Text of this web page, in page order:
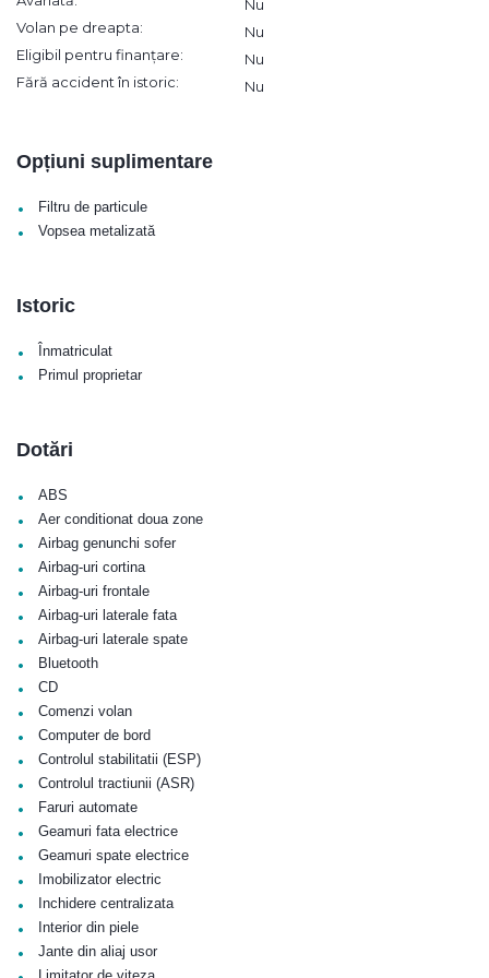
Nu
Volan pe dreapta:
Nu
Eligibil pentru finanțare:
Nu
Fără accident în istoric:
Nu
Opțiuni suplimentare
• Filtru de particule
• Vopsea metalizată
Istoric
• Înmatriculat
• Primul proprietar
Dotări
• ABS
• Aer conditionat doua zone
• Airbag genunchi sofer
• Airbag-uri cortina
• Airbag-uri frontale
• Airbag-uri laterale fata
• Airbag-uri laterale spate
• Bluetooth
• CD
• Comenzi volan
• Computer de bord
• Controlul stabilitatii (ESP)
• Controlul tractiunii (ASR)
• Faruri automate
• Geamuri fata electrice
• Geamuri spate electrice
• Imobilizator electric
• Inchidere centralizata
• Interior din piele
• Jante din aliaj usor